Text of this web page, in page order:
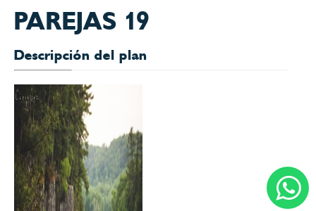
PAREJAS 19
Descripción del plan